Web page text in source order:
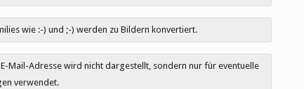
wie :-) und ;-) werden zu Bildern konvertiert.
Mail-Adresse wird nicht dargestellt, sondern nur für eventuelle
verwendet.